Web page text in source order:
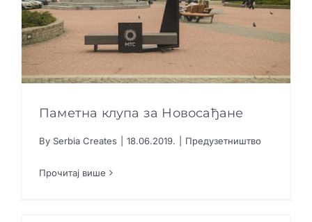
Паметна клупа за Новосађане
By Serbia Creates 18.06.2019. Предузетништво
Прочитај више